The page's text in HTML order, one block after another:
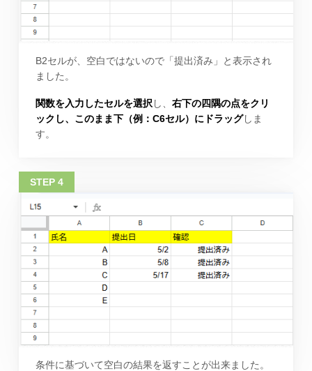
B2セルが、空白ではないので「提出済み」と表示され
ました。
関数を入力したセルを選択 し、 右下の四隅の点をクリ
ックし、このまま下（例：C6セル）にドラッグしま
す。
条件に基づいて空白の結果を返すことが出来ました。